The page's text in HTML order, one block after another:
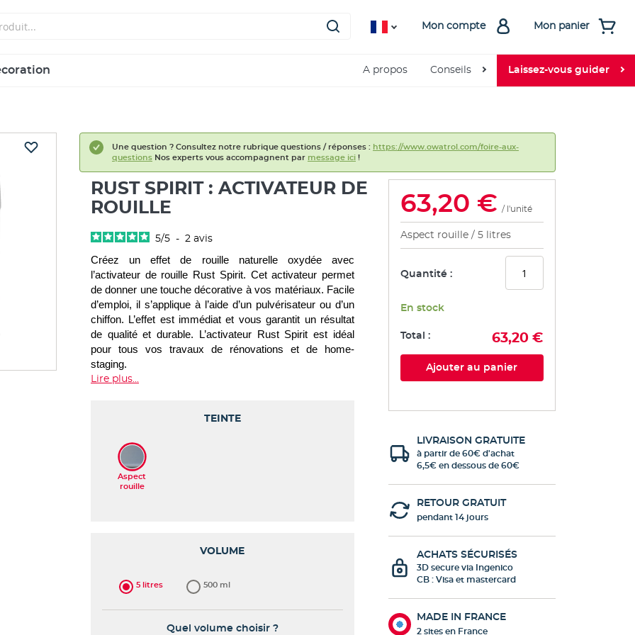
Mon compte Mon panier
A propos Conseils Laissez-vous guider
Une question ? Consultez notre rubrique questions / réponses : https://www.owatrol.com/foire-aux-
questions Nos experts vous accompagnent par message ici !
RUST SPIRIT : ACTIVATEUR DE
ROUILLE
5/5 - 2 avis
Créez un effet de rouille naturelle oxydée avec
l’activateur de rouille Rust Spirit. Cet activateur permet
de donner une touche décorative à vos matériaux. Facile
d’emploi, il s’applique à l’aide d’un pulvérisateur ou d’un
chiffon. L’effet est immédiat et vous garantit un résultat
de qualité et durable. L’activateur Rust Spirit est idéal
pour tous vos travaux de rénovations et de home-
staging.
Lire plus...
TEINTE
VOLUME
5 litres 500 ml
Quel volume choisir ?
63,20 € / l'unité
Aspect rouille 5 litres
Quantité :
En stock
Total : 63,20 €
Ajouter au panier
LIVRAISON GRATUITE
à partir de 60€ d'achat
6,5€ en dessous de 60€
RETOUR GRATUIT
pendant 14 jours
ACHATS SÉCURISÉS
3D secure via Ingenico
CB : Visa et mastercard
MADE IN FRANCE
2 sites en France